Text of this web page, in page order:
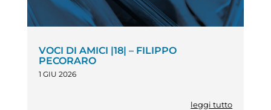
VOCI DI AMICI |18| – FILIPPO
PECORARO
1 GIU 2026
leggi tutto